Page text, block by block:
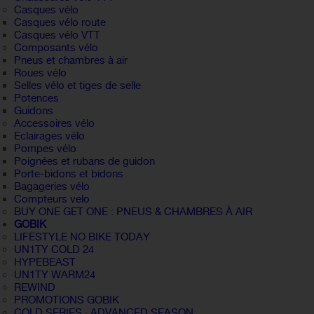
Casques vélo
Casques vélo route
Casques vélo VTT
Composants vélo
Pneus et chambres à air
Roues vélo
Selles vélo et tiges de selle
Potences
Guidons
Accessoires vélo
Eclairages vélo
Pompes vélo
Poignées et rubans de guidon
Porte-bidons et bidons
Bagageries vélo
Compteurs velo
BUY ONE GET ONE : PNEUS & CHAMBRES À AIR
GOBIK
LIFESTYLE NO BIKE TODAY
UN1TY COLD 24
HYPEBEAST
UN1TY WARM24
REWIND
PROMOTIONS GOBIK